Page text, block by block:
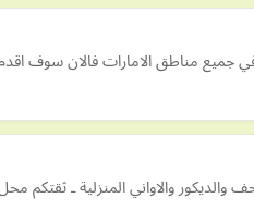
مناطق الامارات فالان سوف اقدم
والاواني المنزلية ـ ثقتكم